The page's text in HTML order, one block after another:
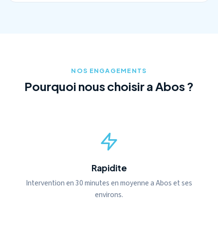
NOS ENGAGEMENTS
Pourquoi nous choisir a Abos ?
Rapidite
Intervention en 30 minutes en moyenne a Abos et ses
environs.